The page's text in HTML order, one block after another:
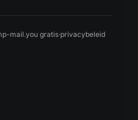
mail.you gratis·privacybeleid